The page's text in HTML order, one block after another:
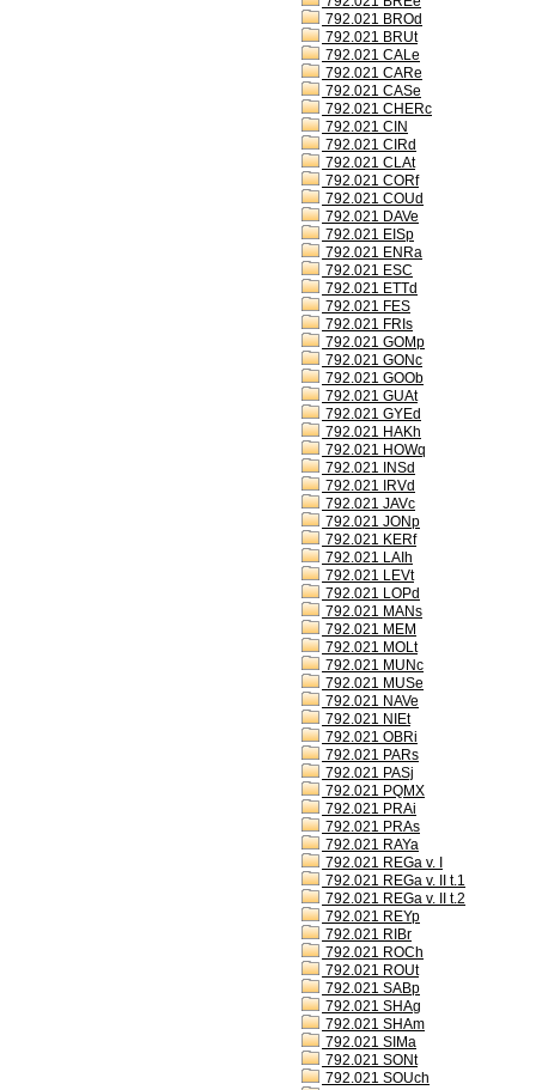
792.021 BROd
792.021 BRUt
792.021 CALe
792.021 CARe
792.021 CASe
792.021 CHERc
792.021 CIN
792.021 CIRd
792.021 CLAt
792.021 CORf
792.021 COUd
792.021 DAVe
792.021 EISp
792.021 ENRa
792.021 ESC
792.021 ETTd
792.021 FES
792.021 FRIs
792.021 GOMp
792.021 GONc
792.021 GOOb
792.021 GUAt
792.021 GYEd
792.021 HAKh
792.021 HOWq
792.021 INSd
792.021 IRVd
792.021 JAVc
792.021 JONp
792.021 KERf
792.021 LAIh
792.021 LEVt
792.021 LOPd
792.021 MANs
792.021 MEM
792.021 MOLt
792.021 MUNc
792.021 MUSe
792.021 NAVe
792.021 NIEt
792.021 OBRi
792.021 PARs
792.021 PASj
792.021 PQMX
792.021 PRAi
792.021 PRAs
792.021 RAYa
792.021 REGa v. I
792.021 REGa v. II t.1
792.021 REGa v. II t.2
792.021 REYp
792.021 RIBr
792.021 ROCh
792.021 ROUt
792.021 SABp
792.021 SHAg
792.021 SHAm
792.021 SIMa
792.021 SONt
792.021 SOUch